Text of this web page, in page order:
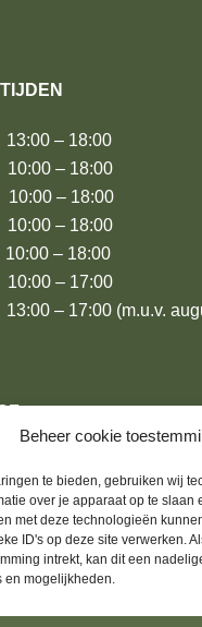
Beheer cookie
te bieden, gebruiken wij
over je apparaat op te slaan
met deze technologieën
ID's op deze site verwerken.
intrekt, kan dit een
en mogelijkheden.
– 18:00
– 18:00
– 18:00
– 18:00
– 18:00
– 17:00
– 17:00 (m.u.v.